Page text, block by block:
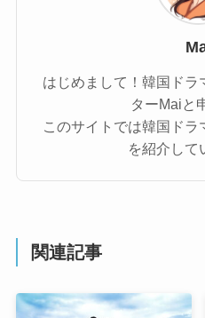
はじめまして！韓国ドラ
ターMaiと
このサイトでは韓国ドラ
を紹介して
関連記事